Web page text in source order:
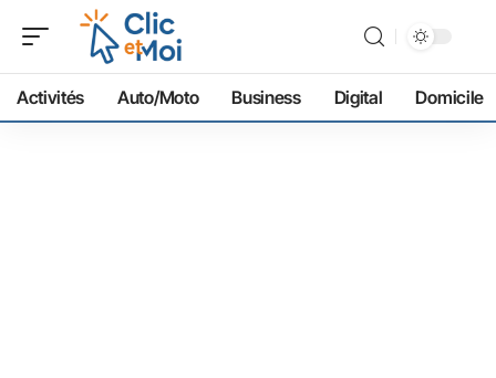
Activités Auto/Moto Business Digital Domicile